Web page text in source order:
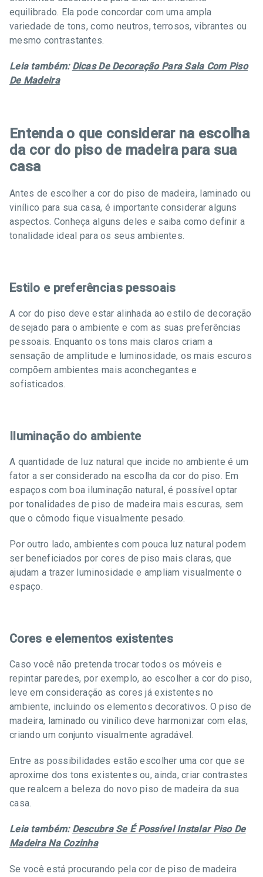
equilibrado. Ela pode concordar com uma ampla
variedade de tons, como neutros, terrosos, vibrantes ou
mesmo contrastantes.
Leia também: Dicas De Decoração Para Sala Com Piso
De Madeira
Entenda o que considerar na escolha
da cor do piso de madeira para sua
casa
Antes de escolher a cor do piso de madeira, laminado ou
vinílico para sua casa, é importante considerar alguns
aspectos. Conheça alguns deles e saiba como definir a
tonalidade ideal para os seus ambientes.
Estilo e preferências pessoais
A cor do piso deve estar alinhada ao estilo de decoração
desejado para o ambiente e com as suas preferências
pessoais. Enquanto os tons mais claros criam a
sensação de amplitude e luminosidade, os mais escuros
compõem ambientes mais aconchegantes e
sofisticados.
Iluminação do ambiente
A quantidade de luz natural que incide no ambiente é um
fator a ser considerado na escolha da cor do piso. Em
espaços com boa iluminação natural, é possível optar
por tonalidades de piso de madeira mais escuras, sem
que o cômodo fique visualmente pesado.
Por outro lado, ambientes com pouca luz natural podem
ser beneficiados por cores de piso mais claras, que
ajudam a trazer luminosidade e ampliam visualmente o
espaço.
Cores e elementos existentes
Caso você não pretenda trocar todos os móveis e
repintar paredes, por exemplo, ao escolher a cor do piso,
leve em consideração as cores já existentes no
ambiente, incluindo os elementos decorativos. O piso de
madeira, laminado ou vinílico deve harmonizar com elas,
criando um conjunto visualmente agradável.
Entre as possibilidades estão escolher uma cor que se
aproxime dos tons existentes ou, ainda, criar contrastes
que realcem a beleza do novo piso de madeira da sua
casa.
Leia também: Descubra Se É Possível Instalar Piso De
Madeira Na Cozinha
Se você está procurando pela cor de piso de madeira